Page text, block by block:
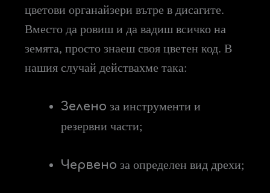
цветови органайзери вътре в дисагите.
Вместо да ровиш и да вадиш всичко на
земята, просто знаеш своя цветен код. В
нашия случай действахме така:
Зелено за инструменти и
резервни части;
Червено за определен вид дрехи;